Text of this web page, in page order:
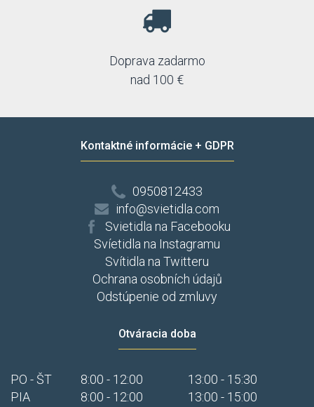
Doprava zadarmo
nad 100 €
Kontaktné informácie + GDPR
0950812433
info@svietidla.com
Svietidla na Facebooku
Svíetidla na Instagramu
Svítidla na Twitteru
Ochrana osobních údajů
Odstúpenie od zmluvy
Otváracia doba
PO - ŠT 8:00 - 12:00
13:00 - 15:30
PIA
8:00 - 12:00
13:00 - 15:00